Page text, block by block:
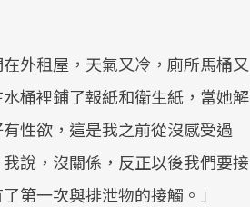
外租屋，天氣又冷，廁所馬桶又
桶裡鋪了報紙和衛生紙，當她解
性欲，這是我之前從沒感受過
說，沒關係，反正以後我們要接
第一次與排泄物的接觸。」